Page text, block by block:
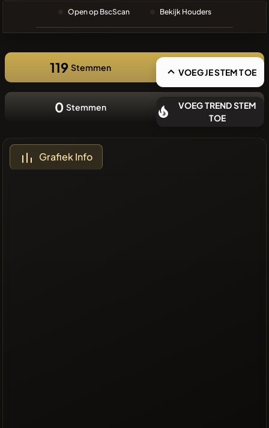
❌Geen
recente
munten
Open op BscScan Bekijk Houders
119 Stemmen VOEG JE STEM TOE
0 Stemmen
VOEG TREND STEM
TOE
Grafiek Info